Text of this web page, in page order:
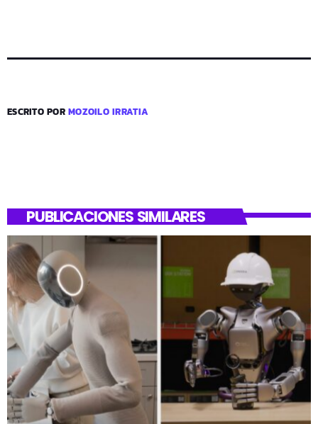
ESCRITO PORMOZOILO IRRATIA
PUBLICACIONES SIMILARES